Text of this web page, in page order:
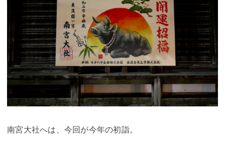
南宮大社へは、今回が今年の初詣。